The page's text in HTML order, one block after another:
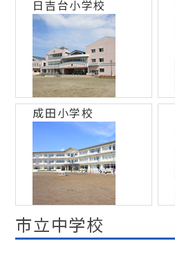
日吉台小学校
成田小学校
市立中学校